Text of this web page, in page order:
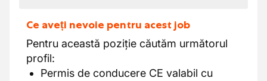
Ce aveți nevoie pentru acest job
Pentru această poziție căutăm următorul
profil:
Permis de conducere CE valabil cu